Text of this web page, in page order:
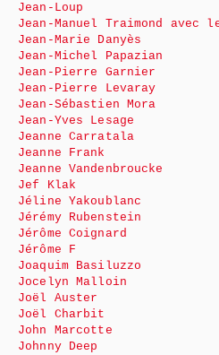
Jean-Loup
Jean-Manuel Traimond
Jean-Marie Danyès
Jean-Michel Papazian
Jean-Pierre Garnier
Jean-Pierre Levaray
Jean-Sébastien Mora
Jean-Yves Lesage
Jeanne Carratala
Jeanne Frank
Jeanne Vandenbroucke
Jef Klak
Jéline Yakoublanc
Jérémy Rubenstein
Jérôme Coignard
Jérôme F
Joaquim Basiluzzo
Jocelyn Malloin
Joël Auster
Joël Charbit
John Marcotte
Johnny Deep